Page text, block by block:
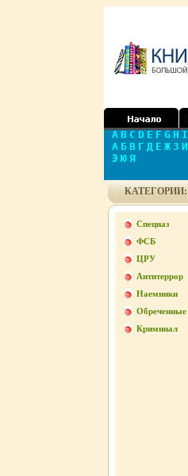
A B C D E F G H I
А Б В Г Д Е Ж З И
Э Ю Я
КАТЕГОРИИ:
Спецназ
ФСБ
ЦРУ
Антитеррор
Наемники
Обреченные
Криминал